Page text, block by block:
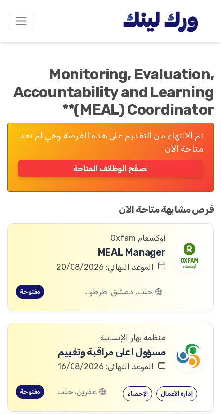
Monitoring, Evaluation,
Accountability and Learning
(MEAL) Coordinator**
تم الانتهاء من التقديم على هذه الفرصة وهي لم تعد
متاحة الآن
تصفّح الوظائف المتاحة
فرص مشابهة متاحة الآن
أوكسفام Oxfam
MEAL Manager
الموعد النهائي: 20/08/2026
حلب, دمشق, طرطوس, ريف دمشق, ديرالزور, درعا, السويداء, إدلب, القنيطرة, اللاذقية, الرقة, حمص, الحسكة, حماة مفتوحة
منظمة بهار الإنسانية
مسؤول اعلى مراقبة وتقييم
الموعد النهائي: 16/08/2026
الإحصاء إدارة الأعمال عفرين، حلب مفتوحة